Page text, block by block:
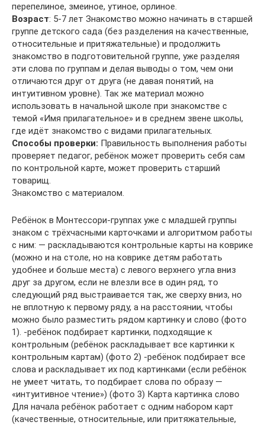
перепелиное, змеиное, утиное, орлиное.
Возраст: 5-7 лет Знакомство можно начинать в старшей
группе детского сада (без разделения на качественные,
относительные и притяжательные) и продолжить
знакомство в подготовительной группе, уже разделяя
эти слова по группам и делая выводы о том, чем они
отличаются друг от друга (не давая понятий, на
интуитивном уровне). Так же материал можно
использовать в начальной школе при знакомстве с
темой «Имя прилагательное» и в среднем звене школы,
где идёт знакомство с видами прилагательных.
Способы проверки: Правильность выполнения работы
проверяет педагог, ребёнок может проверить себя сам
по контрольной карте, может проверить старший
товарищ.
Знакомство с материалом.
Ребёнок в Монтессори-группах уже с младшей группы
знаком с трёхчасными карточками и алгоритмом работы
с ним: — раскладываются контрольные карты на коврике
(можно и на столе, но на коврике детям работать
удобнее и больше места) с левого верхнего угла вниз
друг за другом, если не влезли все в один ряд, то
следующий ряд выстраивается так, же сверху вниз, но
не вплотную к первому ряду, а на расстоянии, чтобы
можно было разместить рядом картинку и слово (фото
1). -ребёнок подбирает картинки, подходящие к
контрольным (ребёнок раскладывает все картинки к
контрольным картам) (фото 2) -ребёнок подбирает все
слова и раскладывает их под картинками (если ребёнок
не умеет читать, то подбирает слова по образу —
«интуитивное чтение») (фото 3) Карта картинка слово
Для начала ребёнок работает с одним набором карт
(качественные, относительные, или притяжательные,